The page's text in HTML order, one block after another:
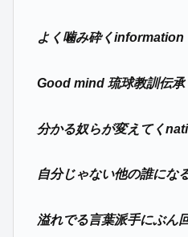
よく噛み砕くinformation
Good mind 琉球教訓伝承
分かる奴らが変えてく
自分じゃない他の誰にな
溢れでる言葉派手にぶん